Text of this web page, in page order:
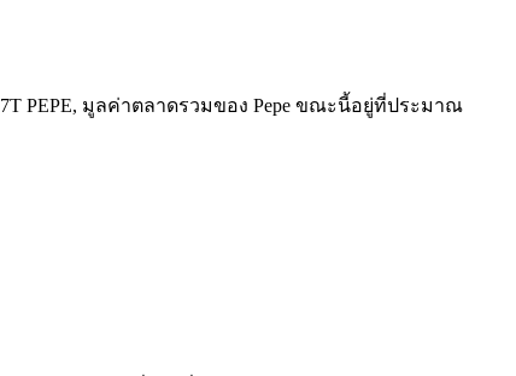
PEPE, มูลค่าตลาดรวมของ Pepe ขณะนี้อยู่ที่ประมาณ